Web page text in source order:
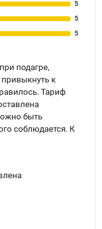
5
5
5
подагре,
к
Тариф
быть
соблюдается. К